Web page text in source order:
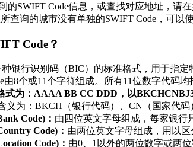
的SWIFT Code信息，或查找对应地址，请在
查询的城市没有单独的SWIFT Code，可以
Code？
种银行识别码（BIC）的标准格式，用于指
由8个或11个字符组成。所有11位数字代码
式为：AAAA BB CC DDD，以
义为：BKCH（银行代码）、CN（国家代码
Code)： 由四位英文字母组成，每家银行
Code)： 由两位英文字母组成，用以区
Code)： 由0、1以外的两位数字或两